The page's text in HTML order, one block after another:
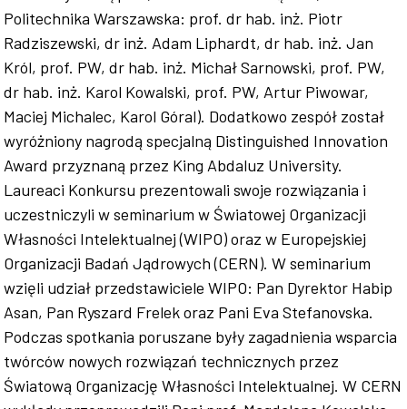
Politechnika Warszawska: prof. dr hab. inż. Piotr
Radziszewski, dr inż. Adam Liphardt, dr hab. inż. Jan
Król, prof. PW, dr hab. inż. Michał Sarnowski, prof. PW,
dr hab. inż. Karol Kowalski, prof. PW, Artur Piwowar,
Maciej Michalec, Karol Góral). Dodatkowo zespół został
wyróżniony nagrodą specjalną Distinguished Innovation
Award przyznaną przez King Abdaluz University.
Laureaci Konkursu prezentowali swoje rozwiązania i
uczestniczyli w seminarium w Światowej Organizacji
Własności Intelektualnej (WIPO) oraz w Europejskiej
Organizacji Badań Jądrowych (CERN). W seminarium
wzięli udział przedstawiciele WIPO: Pan Dyrektor Habip
Asan, Pan Ryszard Frelek oraz Pani Eva Stefanovska.
Podczas spotkania poruszane były zagadnienia wsparcia
twórców nowych rozwiązań technicznych przez
Światową Organizację Własności Intelektualnej. W CERN